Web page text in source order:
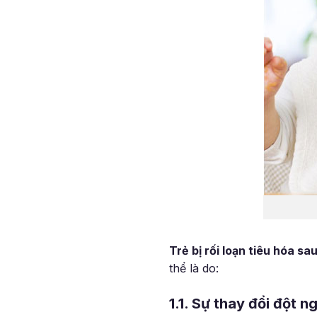
Trẻ bị rối loạn tiêu hóa
thể là do:
1.1. Sự thay đổi đột